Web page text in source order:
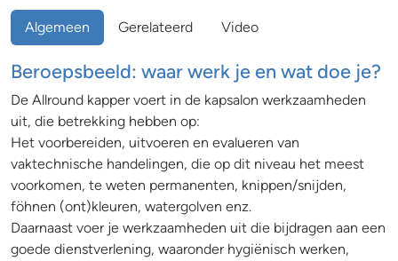
Algemeen Gerelateerd Video
Beroepsbeeld: waar werk je en wat doe je?
De Allround kapper voert in de kapsalon werkzaamheden
uit, die betrekking hebben op:
Het voorbereiden, uitvoeren en evalueren van
vaktechnische handelingen, die op dit niveau het meest
voorkomen, te weten permanenten, knippen/snijden,
föhnen (ont)kleuren, watergolven enz.
Daarnaast voer je werkzaamheden uit die bijdragen aan een
goede dienstverlening, waaronder hygiënisch werken,